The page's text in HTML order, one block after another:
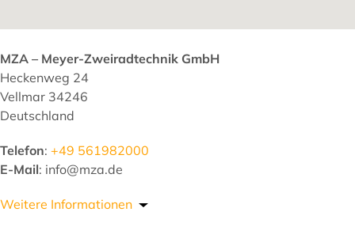
MZA – Meyer-Zweiradtechnik GmbH
Heckenweg 24
Vellmar 34246
Deutschland
Telefon: +49 561982000
E-Mail: info@mza.de
Weitere Informationen